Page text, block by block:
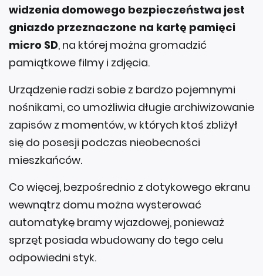
widzenia domowego bezpieczeństwa jest
gniazdo przeznaczone na kartę pamięci
micro SD, na której można gromadzić
pamiątkowe filmy i zdjęcia.
Urządzenie radzi sobie z bardzo pojemnymi
nośnikami, co umożliwia długie archiwizowanie
zapisów z momentów, w których ktoś zbliżył
się do posesji podczas nieobecności
mieszkańców.
Co więcej, bezpośrednio z dotykowego ekranu
wewnątrz domu można wysterować
automatykę bramy wjazdowej, ponieważ
sprzęt posiada wbudowany do tego celu
odpowiedni styk.